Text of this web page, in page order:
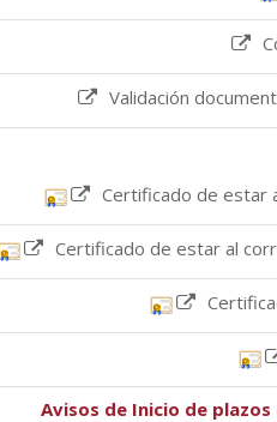
Validación
Certificado de estar
Certificado de estar al
Avisos de Inicio de